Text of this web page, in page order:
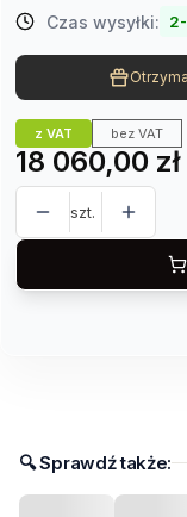
Czas wysyłki:
z VAT bez VAT
Cena
18 060,00 zł
szt.
🔍︎​ Sprawdź także: